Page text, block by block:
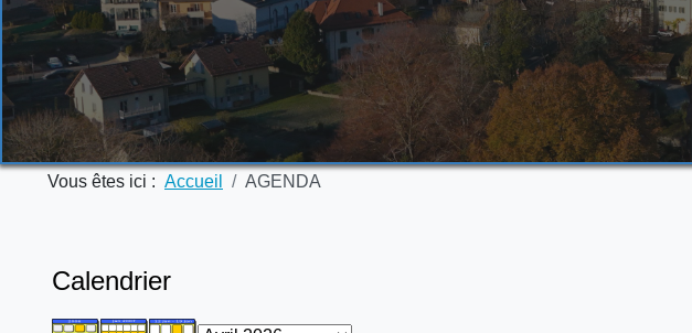
Vous êtes ici : Accueil AGENDA
Calendrier